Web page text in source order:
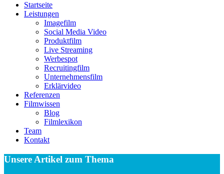
Startseite
Leistungen
Imagefilm
Social Media Video
Produktfilm
Live Streaming
Werbespot
Recruitingfilm
Unternehmensfilm
Erklärvideo
Referenzen
Filmwissen
Blog
Filmlexikon
Team
Kontakt
Unsere Artikel zum Thema